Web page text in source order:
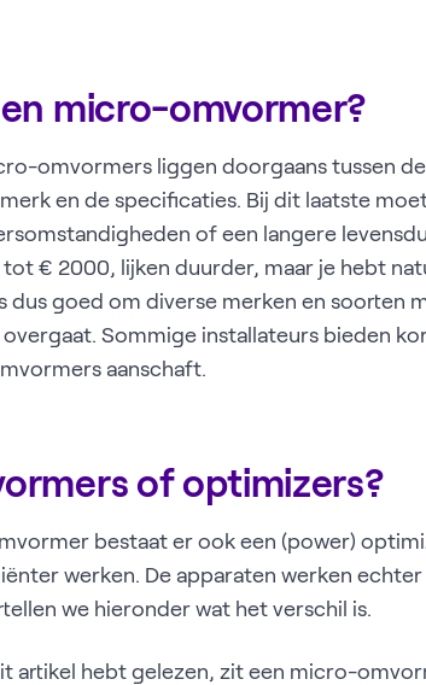
micro-omvormer?
omvormers liggen doorgaans tussen
en de specificaties. Bij dit laatste
of een langere
€ 2000, lijken duurder, maar je hebt
dus goed om diverse merken en soorten
Sommige installateurs bieden
aanschaft.
of optimizers?
bestaat er ook een (power)
werken. De apparaten werken
we hieronder wat het verschil is.
artikel hebt gelezen, zit een micro-